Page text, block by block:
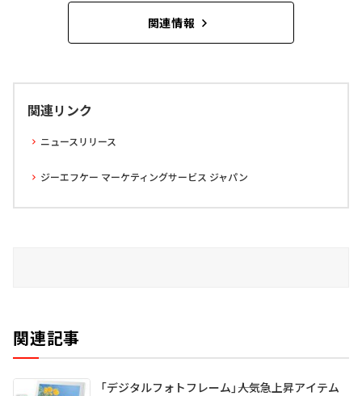
関連情報
関連リンク
ニュースリリース
ジーエフケー マーケティングサービス ジャパン
関連記事
「デジタルフォトフレーム」――人気急上昇アイテム